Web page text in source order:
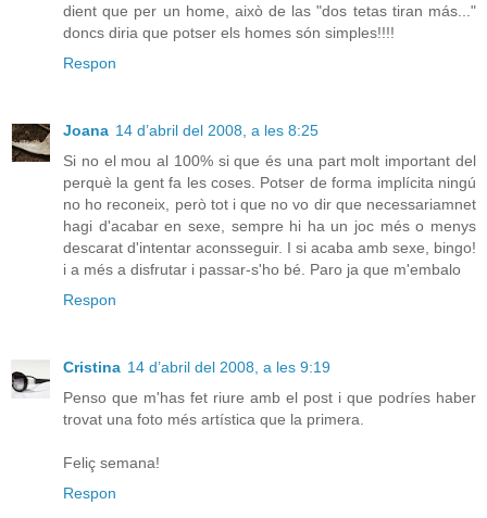
dient que per un home, això de las "dos tetas tiran más..."
doncs diria que potser els homes són simples!!!!
Respon
Joana 14 d’abril del 2008, a les 8:25
Si no el mou al 100% si que és una part molt important del
perquè la gent fa les coses. Potser de forma implícita ningú
no ho reconeix, però tot i que no vo dir que necessariamnet
hagi d'acabar en sexe, sempre hi ha un joc més o menys
descarat d'intentar aconsseguir. I si acaba amb sexe, bingo!
i a més a disfrutar i passar-s'ho bé. Paro ja que m'embalo
Respon
Cristina 14 d’abril del 2008, a les 9:19
Penso que m'has fet riure amb el post i que podríes haber
trovat una foto més artística que la primera.
Feliç semana!
Respon